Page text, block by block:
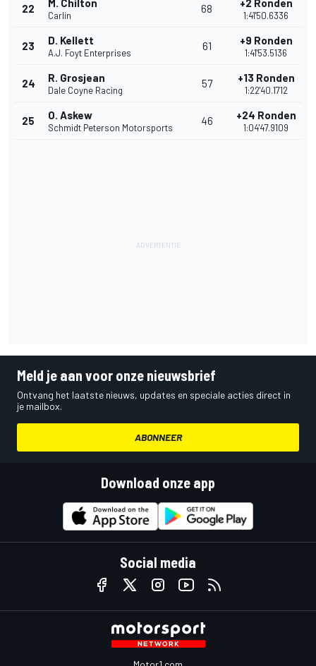
22 M. Chilton
Carlin
68 +2 Ronden
1:41'50.6336
23 D. Kellett
A.J. Foyt Enterprises
61 +9 Ronden
1:41'53.5136
24 R. Grosjean
Dale Coyne Racing
57 +13 Ronden
1:22'40.1712
25 O. Askew
Schmidt Peterson Motorsports
46 +24 Ronden
1:04'47.9109
Meld je aan voor onze nieuwsbrief
Ontvang het laatste nieuws, updates en speciale acties direct in
je mailbox.
ABONNEER
Download onze app
Social media